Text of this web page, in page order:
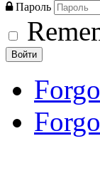
Пароль
Войти